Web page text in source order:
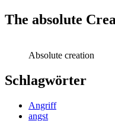
The absolute
Absolute creation
Schlagwörter
Angriff
angst